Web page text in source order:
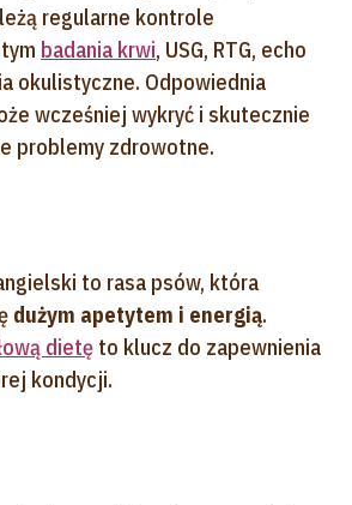
regularne kontrole
badania krwi, USG, RTG, echo
okulistyczne. Odpowiednia
wcześniej wykryć i skutecznie
problemy zdrowotne.
to rasa psów, która
dużym apetytem i energią.
dietę to klucz do zapewnienia
kondycji.